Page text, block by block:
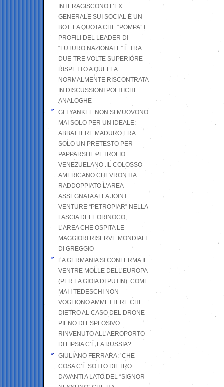
INTERAGISCONO L’EX
GENERALE SUI SOCIAL È UN
BOT. LA QUOTA CHE “POMPA” I
PROFILI DEL LEADER DI
“FUTURO NAZIONALE” È TRA
DUE-TRE VOLTE SUPERIORE
RISPETTO A QUELLA
NORMALMENTE RISCONTRATA
IN DISCUSSIONI POLITICHE
ANALOGHE
GLI YANKEE NON SI MUOVONO
MAI SOLO PER UN IDEALE:
ABBATTERE MADURO ERA
SOLO UN PRETESTO PER
PAPPARSI IL PETROLIO
VENEZUELANO .IL COLOSSO
AMERICANO CHEVRON HA
RADDOPPIATO L’AREA
ASSEGNATA ALLA JOINT
VENTURE “PETROPIAR” NELLA
FASCIA DELL’ORINOCO,
L’AREA CHE OSPITA LE
MAGGIORI RISERVE MONDIALI
DI GREGGIO
LA GERMANIA SI CONFERMA IL
VENTRE MOLLE DELL’EUROPA
(PER LA GIOIA DI PUTIN). COME
MAI I TEDESCHI NON
VOGLIONO AMMETTERE CHE
DIETRO AL CASO DEL DRONE
PIENO DI ESPLOSIVO
RINVENUTO ALL’AEROPORTO
DI LIPSIA C’È LA RUSSIA?
GIULIANO FERRARA: ’CHE
COSA C’È SOTTO DIETRO
DAVANTI A LATO DEL “SIGNOR